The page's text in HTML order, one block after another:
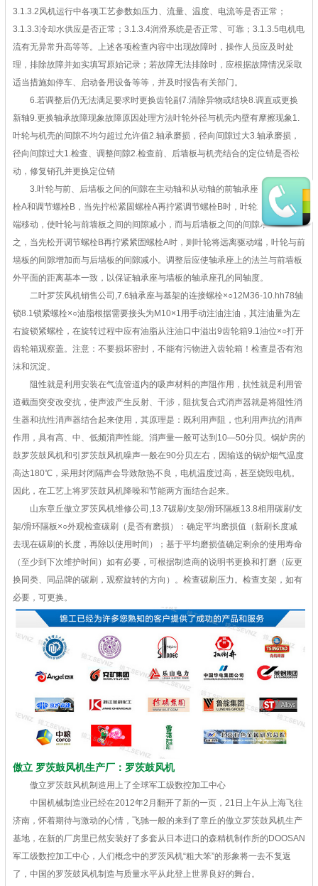
3.1.3.2风机运行中各项工艺参数如压力、流量、温度、电流等是否正常；
3.1.3.3冷却水供应是否正常；3.1.3.4润滑系统是否正常、可靠；3.1.3.5电机电
流有无异常升高等等。上述各项检查内容中出现故障时，操作人员应及时处
理，排除故障并如实填写原始记录；若故障无法排除时，应根据故障情况采取
适当措施如停车、启动备用设备等等，并及时报告有关部门。
6.若调整后仍无法满足要求时更换齿轮副7.清除异物或结块8.调直或更换
新轴9.更换轴承故障现象故障原因处理方法叶轮外径与机壳内壁有摩擦现象1.
叶轮与机壳的间隙不均匀超过允许值2.轴承磨损，径向间隙过大3.轴承磨损，
径向间隙过大1.检查、调整间隙2.检查前、后墙板与机壳结合的定位销是否松
动，修复销孔并更换定位销
3.叶轮与前、后墙板之间的间隙在主动轴和从动轴的前轴承座上有紧固螺
栓A和调节螺栓B，当先拧松紧固螺栓A再拧紧调节螺栓B时，叶轮就会向驱动
端移动，使叶轮与前墙板之间的间隙减小，而与后墙板之间的间隙增加：反
之，当先松开调节螺栓B再拧紧紧固螺栓A时，则叶轮将远离驱动端，叶轮与前
墙板的间隙增加而与后墙板的间隙减小。调整后应使轴承座上的法兰与前墙板
外平面的距离基本一致，以保证轴承座与墙板的轴承座孔的同轴度。
二叶罗茨风机销售公司,7.6轴承座与基架的连接螺栓×○12M36-10.hh78轴
锁8.1锁紧螺栓×○油脂根据需要接头为M10×1用手动注油注油，其注油量为左
右旋锁紧螺栓，在旋转过程中应有油脂从注油口中溢出9齿轮箱9.1油位×○打开
齿轮箱观察盖。注意：不要损坏密封，不能有污物进入齿轮箱！检查是否有泡
沫和沉淀。
阻性就是利用安装在气流管道内的吸声材料的声阻作用，抗性就是利用管
道截面突变改变抗，使声波产生反射、干涉，阻抗复合式消声器就是将阻性消
生器和抗性消声器结合起来使用，其原理是：既利用声阻，也利用声抗的消声
作用，具有高、中、低频消声性能。消声量一般可达到10―50分贝。锅炉房的
鼓罗茨鼓风机和引罗茨鼓风机噪声一般在90分贝左右，因输送的锅炉烟气温度
高达180℃，采用封闭隔声会导致散热不良，电机温度过高，甚至烧毁电机。
因此，在工艺上将罗茨鼓风机降噪和节能两方面结合起来。
山东章丘傲立罗茨风机维修公司,13.7碳刷/支架/滑环隔板13.8相用碳刷/支
架/滑环隔板×○外观检查碳刷（是否有磨损）：确定平均磨损值（新刷长度减
去现在碳刷的长度，再除以使用时间）；基于平均磨损值确定剩余的使用寿命
（至少到下次维护时间）如有必要，可根据制造商的说明书更换和打磨（应更
换同类、同品牌的碳刷，观察旋转的方向）。检查碳刷压力。检查支架，如有
必要，可更换。
傲立 罗茨鼓风机生产厂：罗茨鼓风机
傲立罗茨鼓风机制造用上了全球军工级数控加工中心
中国机械制造业已经在2012年2月翻开了新的一页，21日上午从上海飞往
济南，怀着期待与激动的心情，飞驰一般的来到了章丘的傲立罗茨鼓风机生产
基地，在新的厂房里已然安装好了多套从日本进口的森精机制作所的DOOSAN
军工级数控加工中心，人们概念中的罗茨风机“粗大笨”的形象将一去不复返
了，中国的罗茨鼓风机制造与质量水平从此登上世界良好的舞台。